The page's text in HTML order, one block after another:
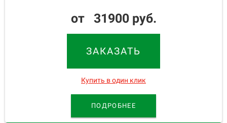
от 31900 руб.
ЗАКАЗАТЬ
Купить в один клик
ПОДРОБНЕЕ